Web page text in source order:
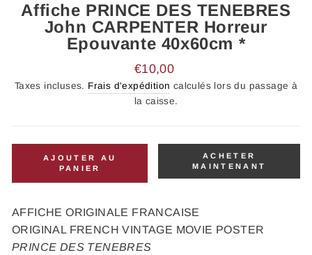
Affiche PRINCE DES TENEBRES
John CARPENTER Horreur
Epouvante 40x60cm *
Prix
régulier
€10,00
Taxes incluses. Frais d'expédition calculés lors du passage à
la caisse.
AJOUTER AU
PANIER
ACHETER
MAINTENANT
AFFICHE ORIGINALE FRANCAISE
ORIGINAL FRENCH VINTAGE MOVIE POSTER
PRINCE DES TENEBRES